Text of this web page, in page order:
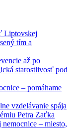
Liptovskej
tím a
až po
starostlivosť pod
– pomáhame
vzdelávanie spája
Petra Zaťka
– miesto,